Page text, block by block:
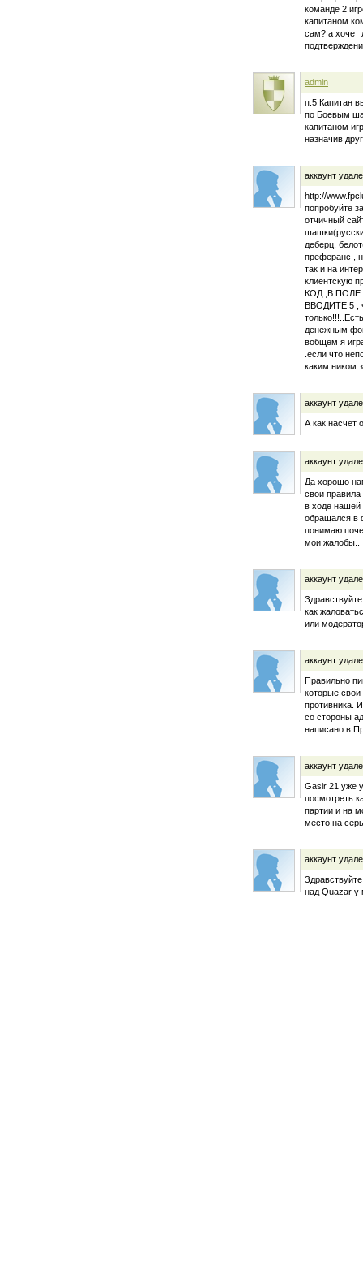
команде 2
капитаном
сам? а хочет
admin
п.5 Капитан
по Боевым
капитаном
назначив
аккаунт
http://
попробуйте
отчичный
деберц,
преферанс ,
так и на
клиентскую
КОД ,В
ВВОДИТЕ 5 ,
денежным
вобщем я
.если что
каким ником
аккаунт
А как насчет
аккаунт
Да хорошо
свои правила
в ходе нашей
обращался в
понимаю
мои жалобы..
аккаунт
как
или
аккаунт
Правильно
которые
противника.
со стороны
написано в
аккаунт
Gasir 21 уже
посмотреть
партии и на
место на
аккаунт
над Quazar у